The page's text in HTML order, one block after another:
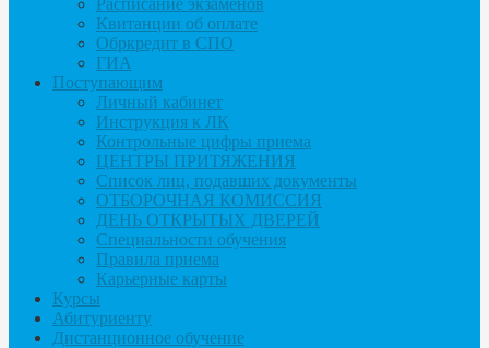
Квитанции об оплате
Обркредит в СПО
ГИА
Поступающим
Личный кабинет
Инструкция к ЛК
Контрольные цифры приема
ЦЕНТРЫ ПРИТЯЖЕНИЯ
Список лиц, подавших документы
ОТБОРОЧНАЯ КОМИССИЯ
ДЕНЬ ОТКРЫТЫХ ДВЕРЕЙ
Специальности обучения
Правила приема
Карьерные карты
Курсы
Абитуриенту
Дистанционное обучение